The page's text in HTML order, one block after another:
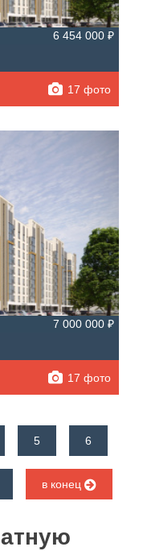
6 454 000 ₽
17 фото
7 000 000 ₽
17 фото
5 6
в конец